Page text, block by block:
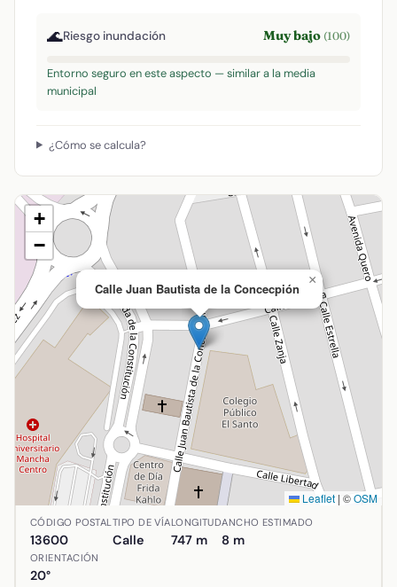
🌊Riesgo inundación Muy bajo (100)
Entorno seguro en este aspecto — similar a la media
municipal
¿Cómo se calcula?
Calle Juan Bautista de la Concecpión
×
+
−
Leaflet | ©OSM
Ubicación de Calle Juan Bautista de la Concecpión en
CÓDIGO POSTAL
13600
TIPO DE VÍA
Calle
LONGITUD
747 m
ANCHO ESTIMADO
8 m
ORIENTACIÓN
20°